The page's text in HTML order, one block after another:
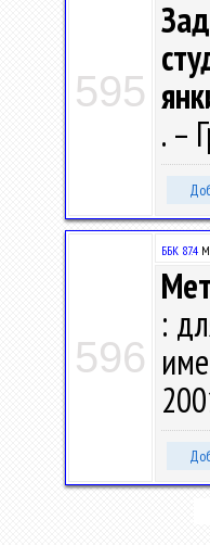
595
. –
596
ББК 87.4
: